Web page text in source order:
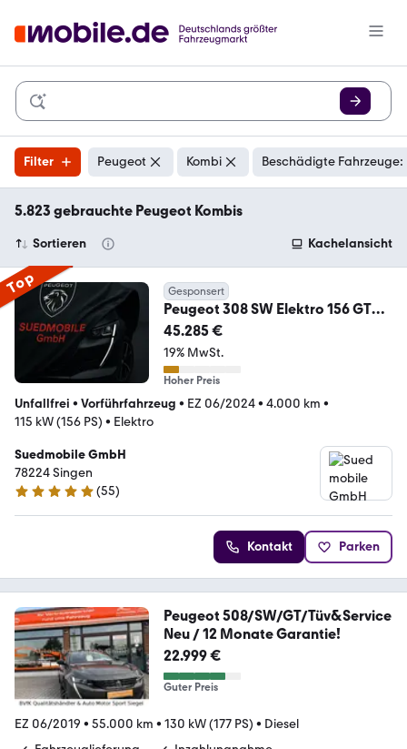
Filter Peugeot Kombi Beschädigte
5.823 gebrauchte Peugeot Kombis
Sortieren Kachelansicht
Top Gesponsert
Peugeot 308 SW Elektro 156 GT
inkl. 8 Fach Bereifung
45.285 €
19% MwSt.
Hoher Preis
Unfallfrei • Vorführfahrzeug • EZ 06/2024• 4.000 km •
115 kW (156 PS) • Elektro
Suedmobile GmbH
78224 Singen
4.8 Sterne
(55)
Kontakt Parken
Peugeot 508/SW/GT/Tüv&Service
Neu / 12 Monate Garantie!
22.999 €
Guter Preis
EZ 06/2019 • 55.000 km • 130 kW (177 PS) • Diesel